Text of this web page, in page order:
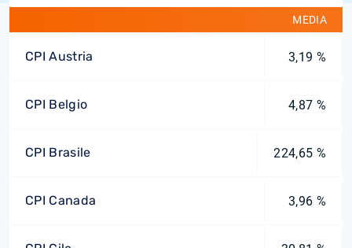
MEDIA
CPI Austria 3,19 %
CPI Belgio 4,87 %
CPI Brasile 224,65 %
CPI Canada 3,96 %